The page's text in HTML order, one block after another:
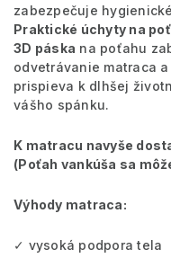
zabezpečuje
Praktické úchyty na
3D páska na poťahu
odvetrávanie matraca
prispieva k dlhšej
vášho spánku.
K matracu navyše
(Poťah vankúša sa
Výhody matraca:
✓ vysoká podpora tela